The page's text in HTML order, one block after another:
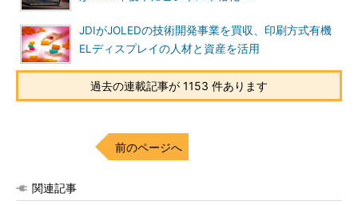
JDIがJOLEDの技術開発事業を買収、印刷方式有機
ELディスプレイの人材と資産を活用
過去の連載記事が 1153 件あります
前のページへ
関連記事